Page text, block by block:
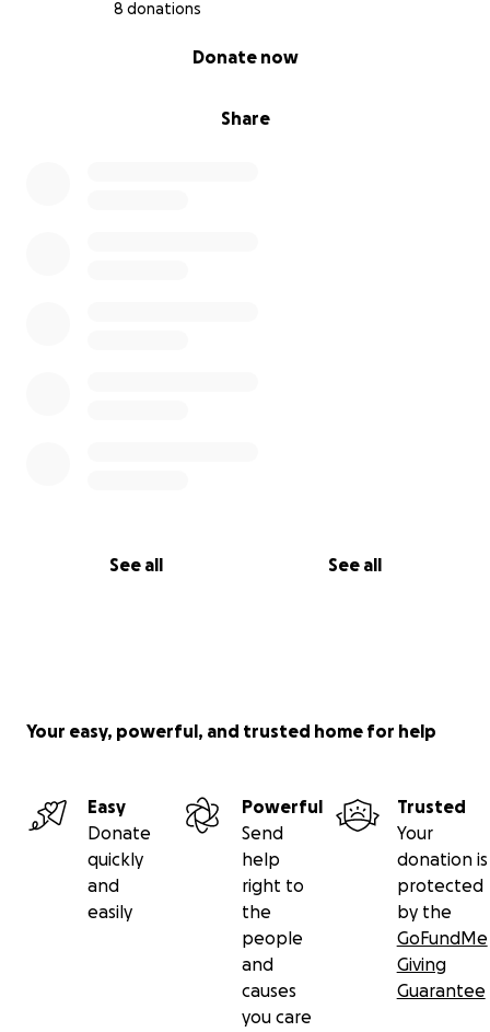
8 donations
Share
Donate now
See all See all
Your easy, powerful, and trusted home for help
Easy
Donate
quickly
and
easily
Powerful
Send
help
right to
the
people
and
causes
you care
Trusted
Your
donation is
protected
by the
GoFundMe
Giving
Guarantee